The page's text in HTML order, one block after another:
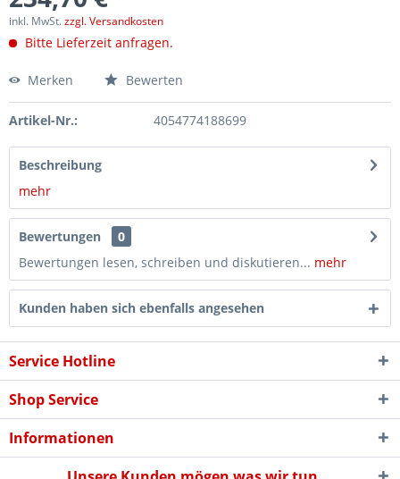
inkl. MwSt.zzgl. Versandkosten
Bitte Lieferzeit anfragen.
Merken Bewerten
Artikel-Nr.: 4054774188699
Beschreibung
mehr
Bewertungen
0
Bewertungen lesen, schreiben und diskutieren... mehr
Kunden haben sich ebenfalls angesehen
Service Hotline
Shop Service
Informationen